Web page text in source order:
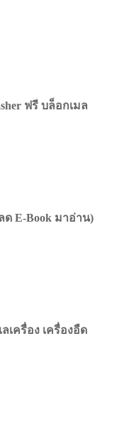
ฟรี บล็อกเมล
ด E-Book มาอ่าน)
เครื่อง เครื่องอืด